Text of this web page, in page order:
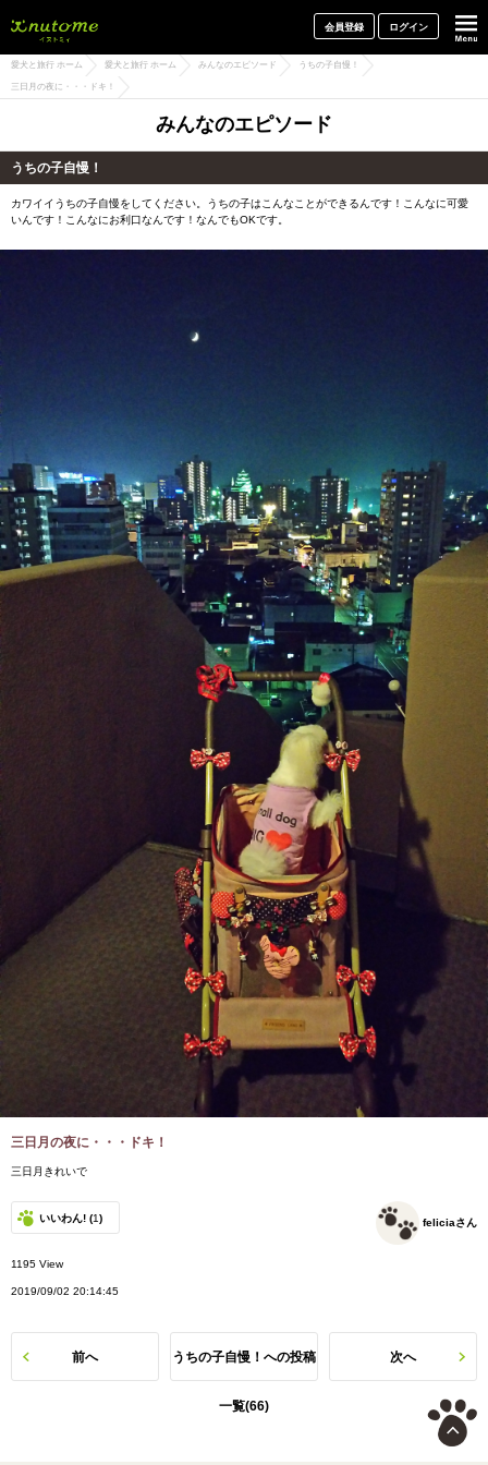
会員登録 ログイン
愛犬と旅行 ホーム 愛犬と旅行 ホーム みんなのエピソード うちの子自慢！
三日月の夜に・・・ドキ！
みんなのエピソード
うちの子自慢！
カワイイうちの子自慢をしてください。うちの子はこんなことができるんです！こんなに可愛
いんです！こんなにお利口なんです！なんでもOKです。
三日月の夜に・・・ドキ！
三日月きれいで
いいわん! (1) feliciaさん
1195 View
2019/09/02 20:14:45
前へ うちの子自慢！への投稿
一覧(66)
次へ